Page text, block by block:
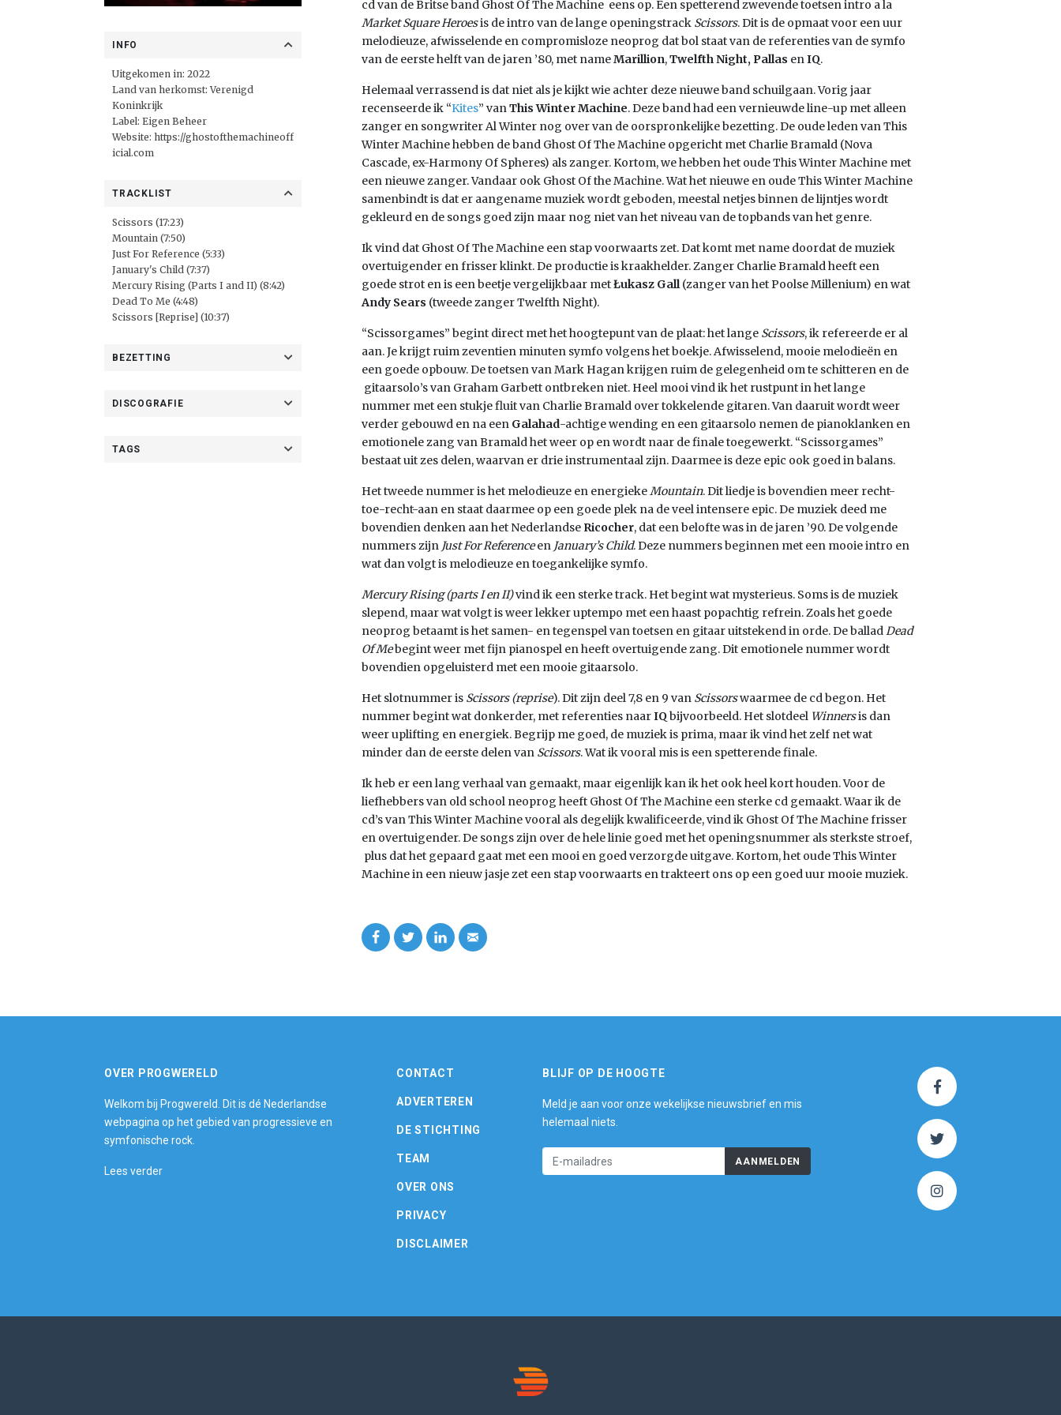
INFO
Uitgekomen in: 2022
Land van herkomst: Verenigd
Koninkrijk
Label: Eigen Beheer
Website: https://ghostofthemachineoff
icial.com
TRACKLIST
Scissors (17:23)
Mountain (7:50)
Just For Reference (5:33)
January's Child (7:37)
Mercury Rising (Parts I and II) (8:42)
Dead To Me (4:48)
Scissors [Reprise] (10:37)
BEZETTING
DISCOGRAFIE
TAGS
cd van de Britse band Ghost Of The Machine eens op. Een spetterend zwevende toetsen intro a la
Market Square Heroesis de intro van de lange openingstrack Scissors. Dit is de opmaat voor een uur
melodieuze, afwisselende en compromisloze neoprog dat bol staat van de referenties van de symfo
van de eerste helft van de jaren ’80, met nameMarillion,Twelfth Night, Pallas enIQ.
Helemaal verrassend is dat niet als je kijkt wie achter deze nieuwe band schuilgaan. Vorig jaar
recenseerde ik “Kites” vanThis Winter Machine. Deze band had een vernieuwde line-up met alleen
zanger en songwriter Al Winter nog over van de oorspronkelijke bezetting. De oude leden van This
Winter Machine hebben de band Ghost Of The Machine opgericht met Charlie Bramald (Nova
Cascade, ex-Harmony Of Spheres) als zanger. Kortom, we hebben het oude This Winter Machine met
een nieuwe zanger. Vandaar ook Ghost Of the Machine. Wat het nieuwe en oude This Winter Machine
samenbindt is dat er aangename muziek wordt geboden, meestal netjes binnen de lijntjes wordt
gekleurd en de songs goed zijn maar nog niet van het niveau van de topbands van het genre.
Ik vind dat Ghost Of The Machine een stap voorwaarts zet. Dat komt met name doordat de muziek
overtuigender en frisser klinkt. De productie is kraakhelder. Zanger Charlie Bramald heeft een
goede strot en is een beetje vergelijkbaar metŁukasz Gall(zanger van het Poolse Millenium) en wat
Andy Sears (tweede zanger Twelfth Night).
“Scissorgames” begint direct met het hoogtepunt van de plaat: het lange Scissors, ik refereerde er al
aan. Je krijgt ruim zeventien minuten symfo volgens het boekje. Afwisselend, mooie melodieën en
een goede opbouw. De toetsen van Mark Hagan krijgen ruim de gelegenheid om te schitteren en de
gitaarsolo’s van Graham Garbett ontbreken niet. Heel mooi vind ik het rustpunt in het lange
nummer met een stukje fluit van Charlie Bramald over tokkelende gitaren. Van daaruit wordt weer
verder gebouwd en na een Galahad-achtige wending en een gitaarsolo nemen de pianoklanken en
emotionele zang van Bramald het weer op en wordt naar de finale toegewerkt. “Scissorgames”
bestaat uit zes delen, waarvan er drie instrumentaal zijn. Daarmee is deze epic ook goed in balans.
Het tweede nummer is het melodieuze en energiekeMountain. Dit liedje is bovendien meer recht-
toe-recht-aan en staat daarmee op een goede plek na de veel intensere epic. De muziek deed me
bovendien denken aan het Nederlandse Ricocher, dat een belofte was in de jaren ’90. De volgende
nummers zijn Just For Referenceen January’s Child. Deze nummers beginnen met een mooie intro en
wat dan volgt is melodieuze en toegankelijke symfo.
Mercury Rising (parts I en II)vind ik een sterke track. Het begint wat mysterieus. Soms is de muziek
slepend, maar wat volgt is weer lekker uptempo met een haast popachtig refrein. Zoals het goede
neoprog betaamt is het samen- en tegenspel van toetsen en gitaar uitstekend in orde. De balladDead
Of Mebegint weer met fijn pianospel en heeft overtuigende zang. Dit emotionele nummer wordt
bovendien opgeluisterd met een mooie gitaarsolo.
Het slotnummer is Scissors (reprise). Dit zijn deel 7,8 en 9 van Scissorswaarmee de cd begon. Het
nummer begint wat donkerder, met referenties naarIQbijvoorbeeld. Het slotdeel Winnersis dan
weer uplifting en energiek. Begrijp me goed, de muziek is prima, maar ik vind het zelf net wat
minder dan de eerste delen van Scissors. Wat ik vooral mis is een spetterende finale.
Ik heb er een lang verhaal van gemaakt, maar eigenlijk kan ik het ook heel kort houden. Voor de
liefhebbers van old school neoprog heeft Ghost Of The Machine een sterke cd gemaakt. Waar ik de
cd’s van This Winter Machine vooral als degelijk kwalificeerde, vind ik Ghost Of The Machine frisser
en overtuigender. De songs zijn over de hele linie goed met het openingsnummer als sterkste stroef,
plus dat het gepaard gaat met een mooi en goed verzorgde uitgave. Kortom, het oude This Winter
Machine in een nieuw jasje zet een stap voorwaarts en trakteert ons op een goed uur mooie muziek.
OVER PROGWERELD
Welkom bij Progwereld. Dit is dé Nederlandse
webpagina op het gebied van progressieve en
symfonische rock.
Lees verder
CONTACT
ADVERTEREN
DE STICHTING
TEAM
OVER ONS
PRIVACY
DISCLAIMER
BLIJF OP DE HOOGTE
Meld je aan voor onze wekelijkse nieuwsbrief en mis
helemaal niets.
AANMELDEN